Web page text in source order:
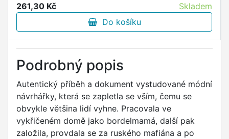
261,30 Kč
Skladem
Do košíku
Podrobný popis
Autentický příběh a dokument vystudované módní
návrhářky, která se zapletla se vším, čemu se
obvykle většina lidí vyhne. Pracovala ve
vykřičeném domě jako bordelmamá, další pak
založila, provdala se za ruského mafiána a po